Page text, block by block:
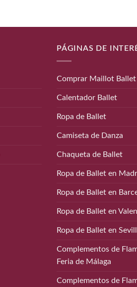
PÁGINAS DE
Comprar Maillot Ballet
Calentador Ballet
Ropa de Ballet
Camiseta de Danza
Chaqueta de Ballet
Ropa de Ballet en
Ropa de Ballet en
Ropa de Ballet en
Ropa de Ballet en
Complementos de
Feria de Málaga
Complementos de